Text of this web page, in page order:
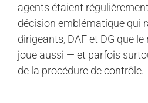
agents étaient
décision emblématique qui
dirigeants, DAF et DG que le
joue aussi — et parfois
de la procédure de contrôle.